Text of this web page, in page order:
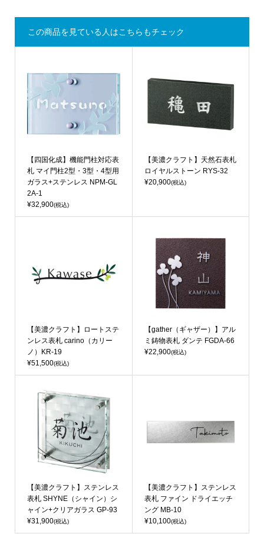
この商品を見ている人はこちらもチェック
【四国化成】機能門柱対応表
札 マイ門柱2型・3型・4型用
ガラス+ステンレス NPM-GL
2A-1
¥32,900(税込)
【美濃クラフト】天然石表札
ロイヤルストーン RYS-32
¥20,900(税込)
【美濃クラフト】ロートステ
ンレス表札 carino（カリー
ノ）KR-19
¥51,500(税込)
【gather（ギャザー）】アル
ミ鋳物表札 ダンテ FGDA-66
¥22,900(税込)
【美濃クラフト】ステンレス
表札 SHYNE（シャイン）シ
ャイン+クリアガラス GP-93
¥31,900(税込)
【美濃クラフト】ステンレス
表札 ファイン ドライエッチ
ング MB-10
¥10,100(税込)